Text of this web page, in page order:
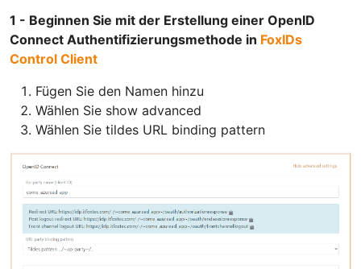
1 - Beginnen Sie mit der Erstellung einer OpenID
Connect Authentifizierungsmethode in FoxIDs
Control Client
Fügen Sie den Namen hinzu
Wählen Sie show advanced
Wählen Sie tildes URL binding pattern